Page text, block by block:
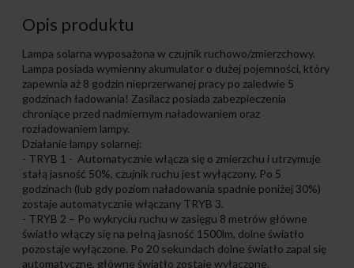
Opis produktu
Lampa solarna wyposażona w czujnik ruchowo/zmierzchowy.
Lampa posiada wymienny akumulator o dużej pojemności, który
zapewnia aż 8 godzin nieprzerwanej pracy po zaledwie 5
godzinach ładowania! Zasilacz posiada zabezpieczenia
chroniące przed nadmiernym naładowaniem oraz
rozładowaniem lampy.
Działanie lampy solarnej:
- TRYB 1 - Automatycznie włącza się o zmierzchu i utrzymuje
stałą jasność 50%, czujnik ruchu jest wyłączony. Po 5
godzinach (lub gdy poziom naładowania spadnie poniżej 30%)
zostaje automatycznie włączany TRYB 3.
- TRYB 2 – Po wykryciu ruchu w zasięgu 8 metrów główne
światło włączy się na pełną jasność 1500lm, dolne światło
pozostaje wyłączone. Po 20 sekundach dolne światło zapal się
automatyczne, główne światło zostaje wyłączone.